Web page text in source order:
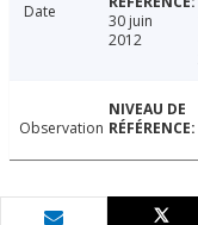
Date
30 juin
2012
Observation